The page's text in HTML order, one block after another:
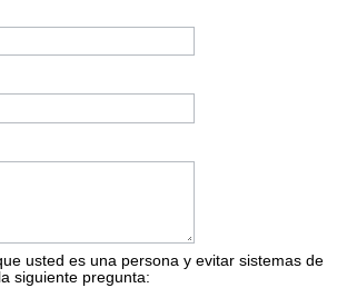
usted es una persona y evitar sistemas de
siguiente pregunta: